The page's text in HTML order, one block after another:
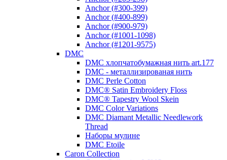
Anchor (#300-399)
Anchor (#400-899)
Anchor (#900-979)
Anchor (#1001-1098)
Anchor (#1201-9575)
DMC
DMC хлопчатобумажная нить art.177
DMC - металлизированая нить
DMC Perle Cotton
DMC® Satin Embroidery Floss
DMC® Tapestry Wool Skein
DMC Color Variations
DMC Diamant Metallic Needlework
Thread
Наборы мулине
DMC Etoile
Caron Collection